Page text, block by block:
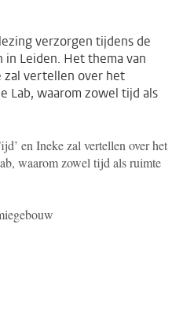
verzorgen tijdens de
Leiden. Het thema van
zal vertellen over het
Lab, waarom zowel tijd als
en Ineke zal vertellen over het
waarom zowel tijd als ruimte